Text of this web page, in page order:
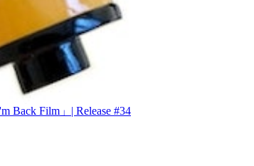
Back Film」| Release #34